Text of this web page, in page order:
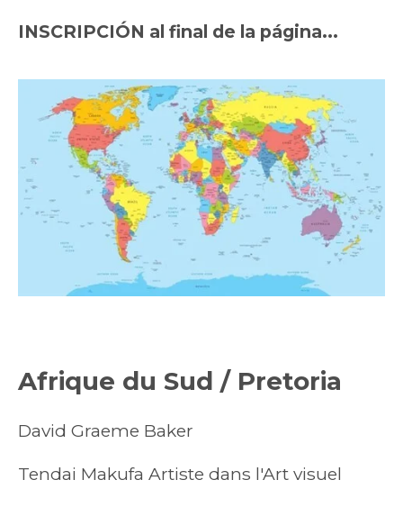
INSCRIPCIÓN al final de la página...
Afrique du Sud / Pretoria
David Graeme Baker
Tendai Makufa Artiste dans l'Art visuel